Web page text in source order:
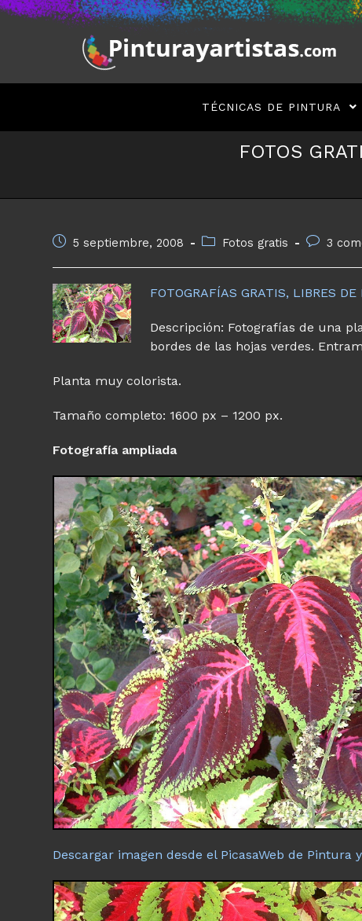
Saltar
TÉCNICAS DE PINTURA
FOTOS
Publicación
entrada:
5 septiembre, 2008
Categoría
entrada:
Fotos gratis
entrada:
3
FOTOGRAFÍAS GRATIS, LIBRES
Descripción: Fotografías de una
bordes de las hojas verdes.
Planta muy colorista.
Tamaño completo: 1600 px – 1200 px.
Fotografía ampliada
Descargar imagen desde el PicasaWeb de Pintura